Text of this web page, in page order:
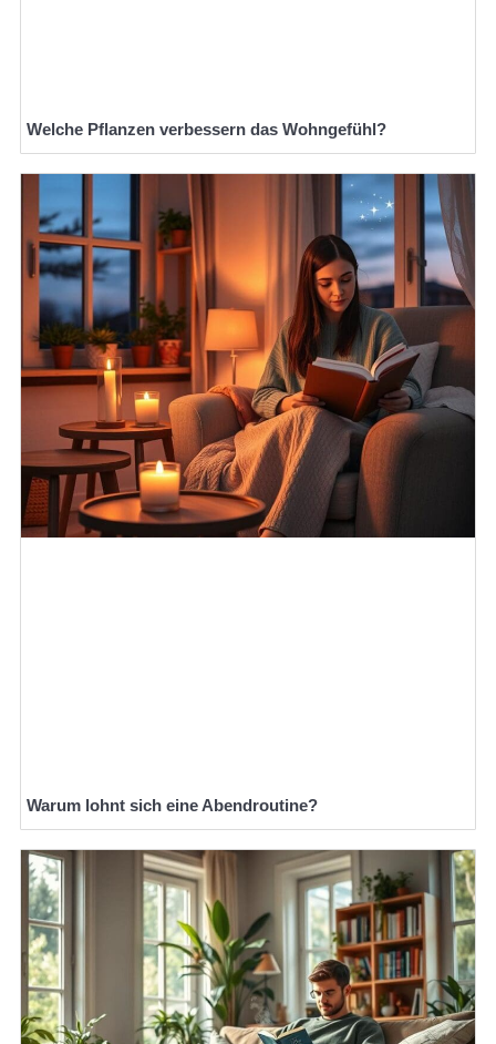
Welche Pflanzen verbessern das Wohngefühl?
Warum lohnt sich eine Abendroutine?